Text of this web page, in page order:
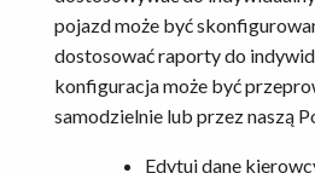
pojazd może być
dostosować raporty do
konfiguracja może być
samodzielnie lub przez naszą
Edytuj dane